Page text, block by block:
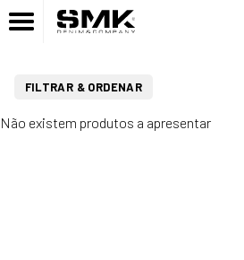
FILTRAR & ORDENAR
Não existem produtos a apresentar